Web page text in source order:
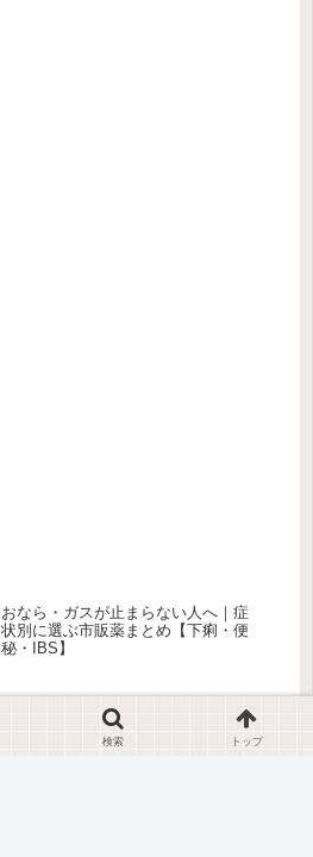
おなら・ガスが止まらない人へ｜症
状別に選ぶ市販薬まとめ【下痢・便
秘・IBS】
検索 トップ